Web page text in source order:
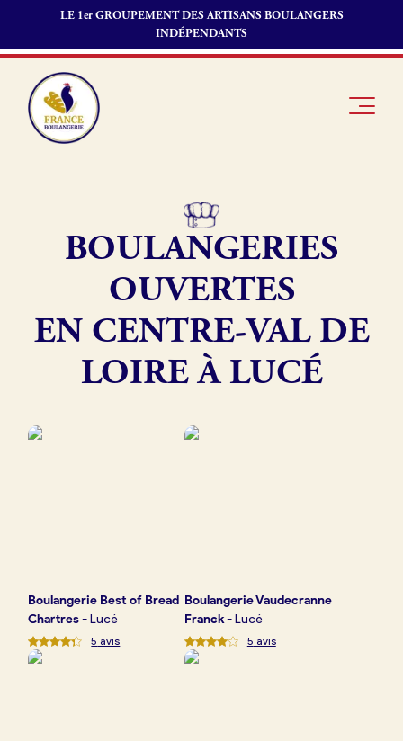
LE 1er GROUPEMENT DES ARTISANS BOULANGERS
INDÉPENDANTS
Je suis
Je découvre
Boulangerie
Pourquoi
adhérer à
Offres
Fonds de
Actualités
Je suis
Je crée mon compte Connexion
BOULANGERIES
OUVERTES
EN CENTRE-VAL DE
LOIRE À LUCÉ
Boulangerie Best of Bread
Chartres-Lucé
5 avis
BoulangerieVaudecranne
Franck-Lucé
5 avis